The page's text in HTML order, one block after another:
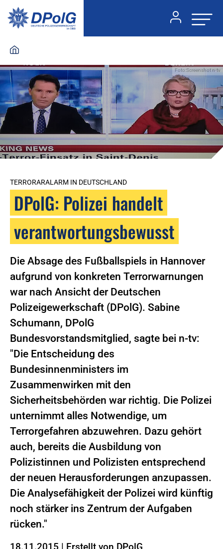
Foto:Screenshot n-tv
TERRORARALARM IN DEUTSCHLAND
DPolG: Polizei handelt
verantwortungsbewusst
Die Absage des Fußballspiels in Hannover
aufgrund von konkreten Terrorwarnungen
war nach Ansicht der Deutschen
Polizeigewerkschaft (DPolG). Sabine
Schumann, DPolG
Bundesvorstandsmitglied, sagte bei n-tv:
"Die Entscheidung des
Bundesinnenministers im
Zusammenwirken mit den
Sicherheitsbehörden war richtig. Die Polizei
unternimmt alles Notwendige, um
Terrorgefahren abzuwehren. Dazu gehört
auch, bereits die Ausbildung von
Polizistinnen und Polizisten entsprechend
der neuen Herausforderungen anzupassen.
Die Analysefähigkeit der Polizei wird künftig
noch stärker ins Zentrum der Aufgaben
rücken."